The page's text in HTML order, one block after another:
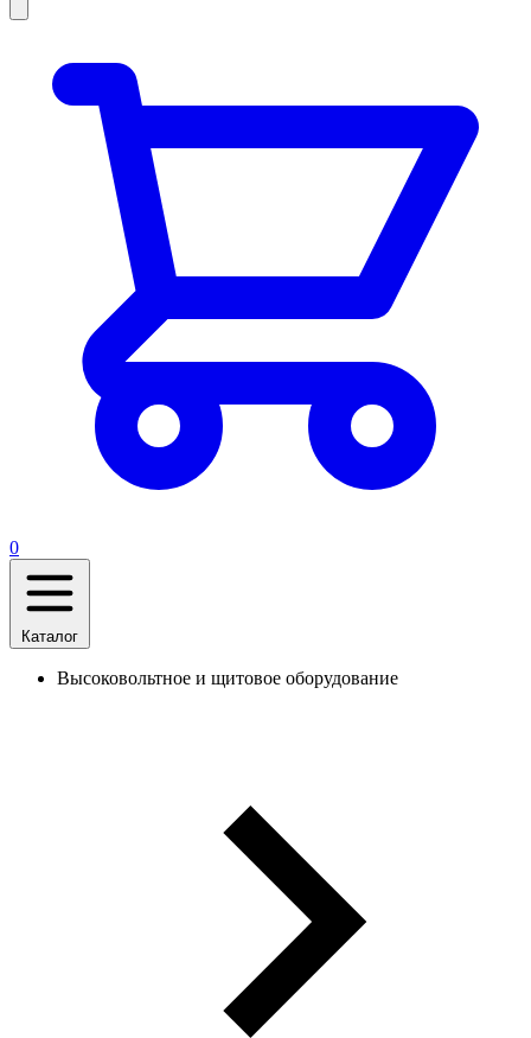
0
Каталог
Высоковольтное и щитовое оборудование